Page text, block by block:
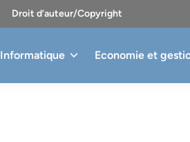
Droit d’auteur/Copyright
Informatique Economie et